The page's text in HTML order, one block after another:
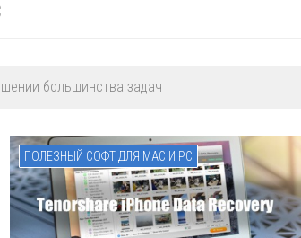
большинства задач
ПОЛЕЗНЫЙ СОФТ ДЛЯ MAC И PC